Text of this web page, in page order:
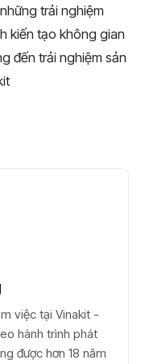
trải nghiệm
kiến tạo không gian
đến trải nghiệm sản
việc tại Vinakit -
hành trình phát
được hơn 18 năm